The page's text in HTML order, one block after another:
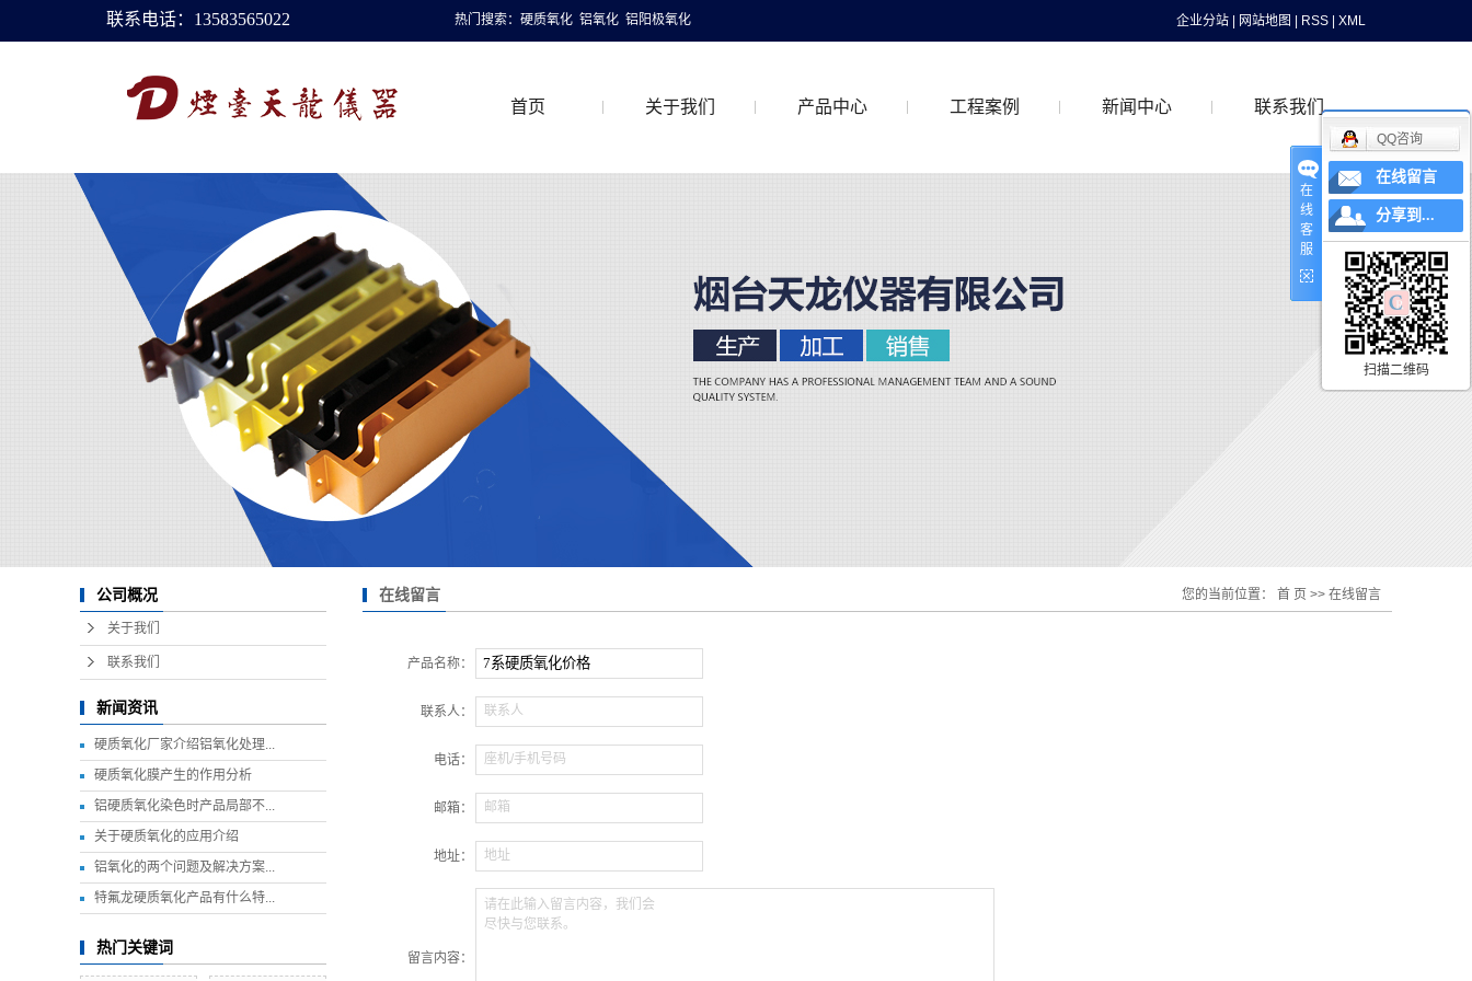
联系电话：13583565022 热门搜索： 硬质氧化 铝氧化 铝阳极氧化 企业分站 网站地图 RSS XML
首页 关于我们 产品中心
着色铝氧化
特氟龙硬质氧化
喷砂铝氧化
钛合金氧化
工程案例 新闻中心 联系我们
公司概况
关于我们
联系我们
新闻资讯
硬质氧化厂家介绍铝氧化处理...
硬质氧化膜产生的作用分析
铝硬质氧化染色时产品局部不...
关于硬质氧化的应用介绍
铝氧化的两个问题及解决方案...
特氟龙硬质氧化产品有什么特...
热门关键词
在线留言 您的当前位置： 首 页 >> 在线留言
产品名称：
联系人： 联系人
电话： 座机/手机号码
邮箱： 邮箱
地址： 地址
留言内容：
请在此输入留言内容，我们会
尽快与您联系。
在
线
客
服
QQ咨询
在线留言
分享到...
扫描二维码